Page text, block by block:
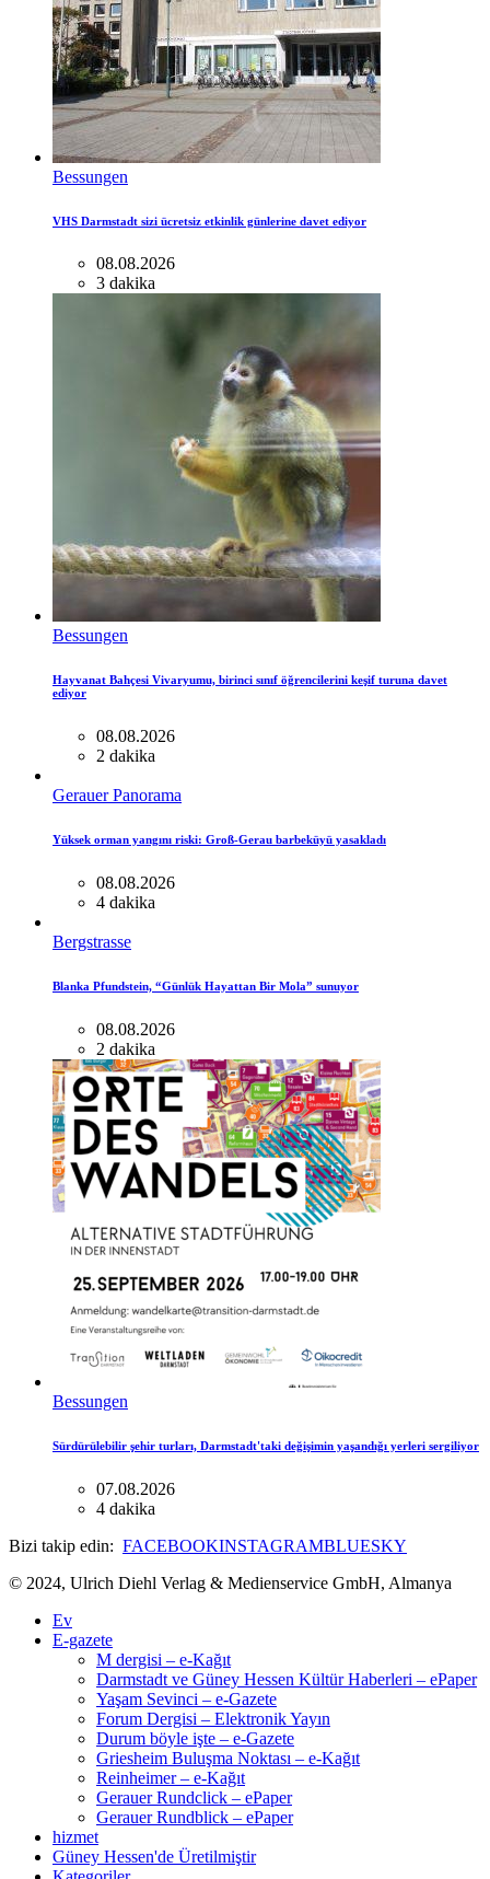
Bessungen
VHS Darmstadt sizi ücretsiz etkinlik günlerine davet ediyor
08.08.2026
3 dakika
Bessungen
Hayvanat Bahçesi Vivaryumu, birinci sınıf öğrencilerini keşif turuna davet
ediyor
08.08.2026
2 dakika
Gerauer Panorama
Yüksek orman yangını riski: Groß-Gerau barbeküyü yasakladı
08.08.2026
4 dakika
Bergstrasse
Blanka Pfundstein, “Günlük Hayattan Bir Mola” sunuyor
08.08.2026
2 dakika
Bessungen
Sürdürülebilir şehir turları, Darmstadt'taki değişimin yaşandığı yerleri sergiliyor
07.08.2026
4 dakika
Bizi takip edin: FACEBOOKINSTAGRAMBLUESKY
© 2024, Ulrich Diehl Verlag & Medienservice GmbH, Almanya
Ev
E-gazete
M dergisi – e-Kağıt
Darmstadt ve Güney Hessen Kültür Haberleri – ePaper
Yaşam Sevinci – e-Gazete
Forum Dergisi – Elektronik Yayın
Durum böyle işte – e-Gazete
Griesheim Buluşma Noktası – e-Kağıt
Reinheimer – e-Kağıt
Gerauer Rundclick – ePaper
Gerauer Rundblick – ePaper
hizmet
Güney Hessen'de Üretilmiştir